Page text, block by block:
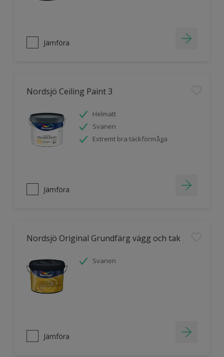
Jämföra
Nordsjö Ceiling Paint 3
Helmatt
Svanen
Extremt bra täckförmåga
Jämföra
Nordsjö Original Grundfärg vägg och tak
Svanen
Jämföra